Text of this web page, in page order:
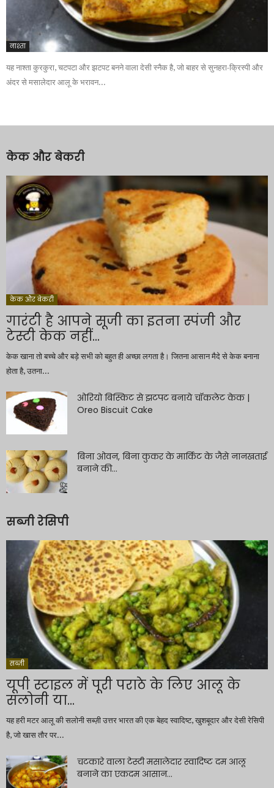
नाश्ता
यह नाश्ता कुरकुरा, चटपटा और झटपट बनने वाला देसी स्नैक है, जो बाहर से सुनहरा-क्रिस्पी और
अंदर से मसालेदार आलू के भरावन...
केक और बेकरी
केक और बेकरी
गारंटी है आपने सूजी का इतना स्पंजी और
टेस्टी केक नहीं...
केक खाना तो बच्चे और बड़े सभी को बहुत ही अच्छा लगता है। जितना आसान मैदे से केक बनाना
होता है, उतना...
ओरियो बिस्किट से झटपट बनाये चॉकलेट केक |
Oreo Biscuit Cake
बिना ओवन, बिना कुकर के मार्किट के जैसे नानखताई
बनाने की...
सब्जी रेसिपी
सब्ज़ी
यूपी स्टाइल में पूरी पराठे के लिए आलू के
सलोनी या...
यह हरी मटर आलू की सलोनी सब्ज़ी उत्तर भारत की एक बेहद स्वादिष्ट, खुशबूदार और देसी रेसिपी
है, जो खास तौर पर...
चटकारे वाला टेस्टी मसालेदार स्वादिष्ट दम आलू
बनाने का एकदम आसान...